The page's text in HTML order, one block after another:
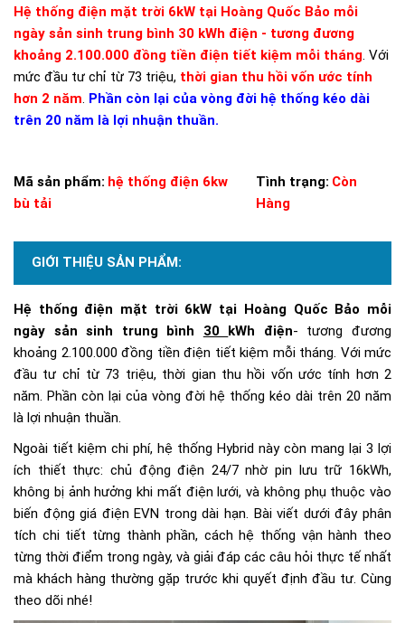
Hệ thống điện mặt trời 6kW tại Hoàng Quốc Bảo mỗi
ngày sản sinh trung bình 30 kWh điện - tương đương
khoảng 2.100.000 đồng tiền điện tiết kiệm mỗi tháng. Với
mức đầu tư chỉ từ 73 triệu, thời gian thu hồi vốn ước tính
hơn 2 năm. Phần còn lại của vòng đời hệ thống kéo dài
trên 20 năm là lợi nhuận thuần.
Mã sản phẩm: hệ thống điện 6kw
bù tải
Tình trạng: Còn
Hàng
GIỚI THIỆU SẢN PHẨM:
Hệ thống điện mặt trời 6kW tại Hoàng Quốc Bảo mỗi
ngày sản sinh trung bình 30 kWh điện- tương đương
khoảng 2.100.000 đồng tiền điện tiết kiệm mỗi tháng. Với mức
đầu tư chỉ từ 73 triệu, thời gian thu hồi vốn ước tính hơn 2
năm. Phần còn lại của vòng đời hệ thống kéo dài trên 20 năm
là lợi nhuận thuần.
Ngoài tiết kiệm chi phí, hệ thống Hybrid này còn mang lại 3 lợi
ích thiết thực: chủ động điện 24/7 nhờ pin lưu trữ 16kWh,
không bị ảnh hưởng khi mất điện lưới, và không phụ thuộc vào
biến động giá điện EVN trong dài hạn. Bài viết dưới đây phân
tích chi tiết từng thành phần, cách hệ thống vận hành theo
từng thời điểm trong ngày, và giải đáp các câu hỏi thực tế nhất
mà khách hàng thường gặp trước khi quyết định đầu tư. Cùng
theo dõi nhé!